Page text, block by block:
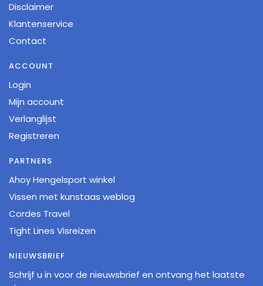
Disclaimer
Klantenservice
Contact
ACCOUNT
Login
Mijn account
Verlanglijst
Registreren
PARTNERS
Ahoy Hengelsport winkel
Vissen met kunstaas weblog
Cordes Travel
Tight Lines Visreizen
NIEUWSBRIEF
Schrijf u in voor de nieuwsbrief en ontvang het laatste